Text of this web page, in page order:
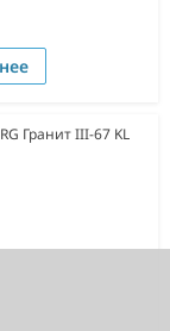
Гранит III-67 KL